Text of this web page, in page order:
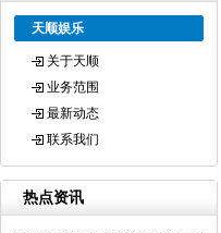
天顺娱乐
关于天顺
业务范围
最新动态
联系我们
热点资讯